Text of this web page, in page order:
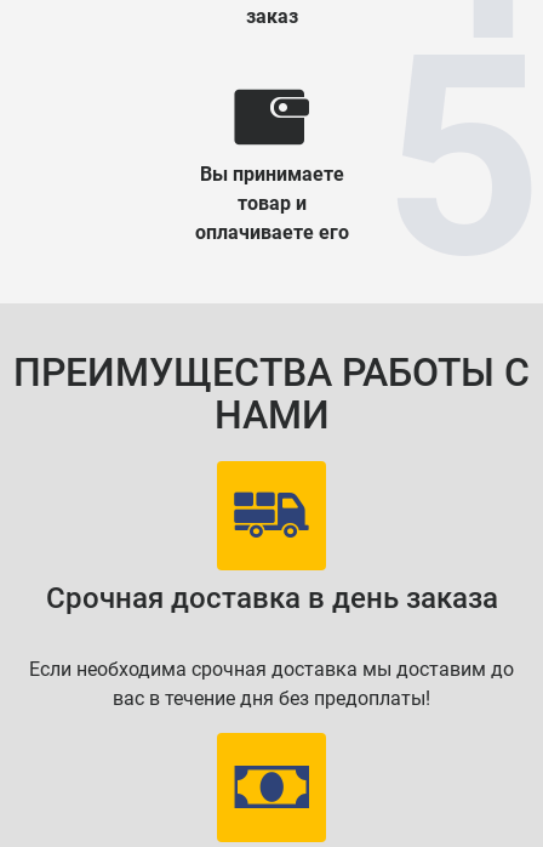
заказ
Вы принимаете
товар и
оплачиваете его
ПРЕИМУЩЕСТВА РАБОТЫ С
НАМИ
Срочная доставка в день заказа
Если необходима срочная доставка мы доставим до
вас в течение дня без предоплаты!